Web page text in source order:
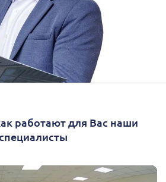
работают для Вас наши